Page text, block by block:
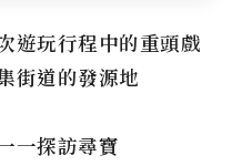
遊玩行程中的重頭戲
街道的發源地
一探訪尋寶